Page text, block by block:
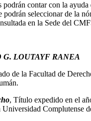
podrán contar con la
podrán seleccionar de la
en la Sede del
G. LOUTAYF RANEA
de la Facultad de
, Título expedido en el
Universidad Complutense